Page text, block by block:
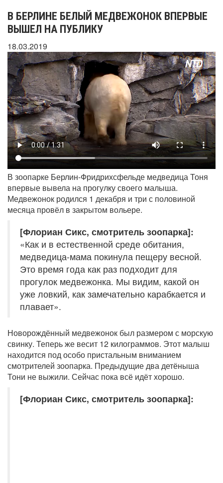
В БЕРЛИНЕ БЕЛЫЙ МЕДВЕЖОНОК ВПЕРВЫЕ
ВЫШЕЛ НА ПУБЛИКУ
18.03.2019
В зоопарке Берлин-Фридрихсфельде медведица Тоня
впервые вывела на прогулку своего малыша.
Медвежонок родился 1 декабря и три с половиной
месяца провёл в закрытом вольере.
[Флориан Сикс, смотритель зоопарка]:
«Как и в естественной среде обитания,
медведица-мама покинула пещеру весной.
Это время года как раз подходит для
прогулок медвежонка. Мы видим, какой он
уже ловкий, как замечательно карабкается и
плавает».
Новорождённый медвежонок был размером с морскую
свинку. Теперь же весит 12 килограммов. Этот малыш
находится под особо пристальным вниманием
смотрителей зоопарка. Предыдущие два детёныша
Тони не выжили. Сейчас пока всё идёт хорошо.
[Флориан Сикс, смотритель зоопарка]: